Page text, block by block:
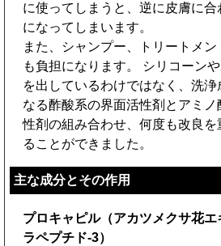
に使ってしまうと、逆に皮膚に
になってしまいます。
また、シャンプー、トリートメ
も負担になります。 シリコーン
を出しているわけではなく、洗
なる酢酸系の界面活性剤とアミ
性剤の組み合わせ、何度も改良
ることができました。
主な成分とその作用
プロキャピル（アカツメクサ花エ
ラペプチド-3）